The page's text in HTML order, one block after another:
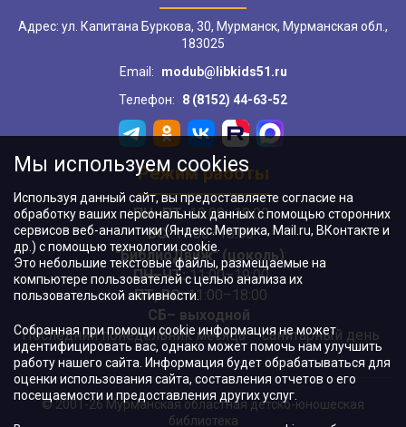
Адрес: ул. Капитана Буркова, 30, Мурманск, Мурманская обл.,
183025
Email:
modub@libkids51.ru
Телефон:
8 (8152) 44-63-52
Режим работы
ПН–ПТ:10:00–18:00
ВС:11:00–18:00
"БиблиоДвиж" (цоколь):
ПН–ЧТ:11:00–19:00
ПТ, ВС:11:00–18:00
СБ– выходной
Последний понедельник месяца – санитарный день
© 2001-26 Мурманская областная детско-юношеская
библиотека
Мы используем cookies
Используя данный сайт, вы предоставляете согласие на
обработку ваших персональных данных с помощью сторонних
сервисов веб-аналитики (Яндекс.Метрика, Mail.ru, ВКонтакте и
др.) с помощью технологии cookie.
Это небольшие текстовые файлы, размещаемые на
компьютере пользователей с целью анализа их
пользовательской активности.
Собранная при помощи cookie информация не может
идентифицировать вас, однако может помочь нам улучшить
работу нашего сайта. Информация будет обрабатываться для
оценки использования сайта, составления отчетов о его
посещаемости и предоставления других услуг.